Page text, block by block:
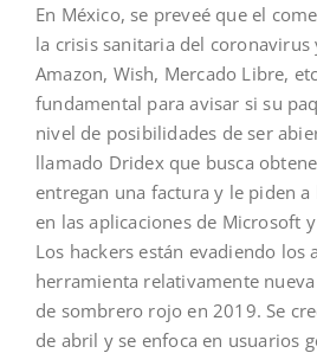
En México, se preveé que el
la crisis sanitaria del
Amazon, Wish, Mercado Libre,
fundamental para avisar si su
nivel de posibilidades de ser
llamado Dridex que busca
entregan una factura y le piden
en las aplicaciones de Microsoft
Los hackers están evadiendo
herramienta relativamente
de sombrero rojo en 2019. Se
de abril y se enfoca en usuarios